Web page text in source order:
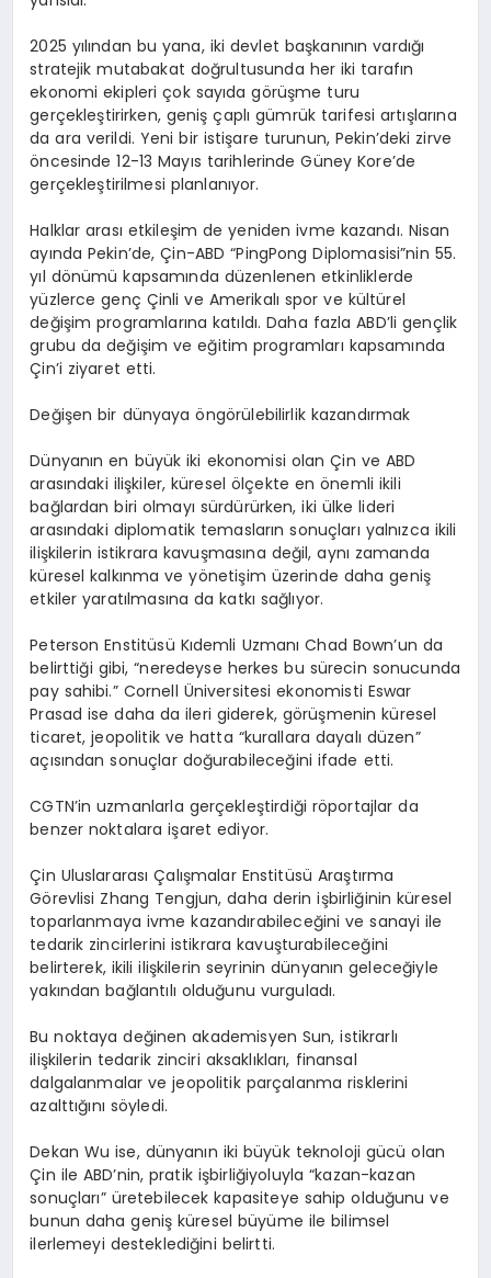
2025 yılından bu yana, iki devlet başkanının vardığı
stratejik mutabakat doğrultusunda her iki tarafın
ekonomi ekipleri çok sayıda görüşme turu
gerçekleştirirken, geniş çaplı gümrük tarifesi artışlarına
da ara verildi. Yeni bir istişare turunun, Pekin’deki zirve
öncesinde 12-13 Mayıs tarihlerinde Güney Kore’de
gerçekleştirilmesi planlanıyor.
Halklar arası etkileşim de yeniden ivme kazandı. Nisan
ayında Pekin’de, Çin-ABD “PingPong Diplomasisi”nin 55.
yıl dönümü kapsamında düzenlenen etkinliklerde
yüzlerce genç Çinli ve Amerikalı spor ve kültürel
değişim programlarına katıldı. Daha fazla ABD’li gençlik
grubu da değişim ve eğitim programları kapsamında
Çin’i ziyaret etti.
Değişen bir dünyaya öngörülebilirlik kazandırmak
Dünyanın en büyük iki ekonomisi olan Çin ve ABD
arasındaki ilişkiler, küresel ölçekte en önemli ikili
bağlardan biri olmayı sürdürürken, iki ülke lideri
arasındaki diplomatik temasların sonuçları yalnızca ikili
ilişkilerin istikrara kavuşmasına değil, aynı zamanda
küresel kalkınma ve yönetişim üzerinde daha geniş
etkiler yaratılmasına da katkı sağlıyor.
Peterson Enstitüsü Kıdemli Uzmanı Chad Bown’un da
belirttiği gibi, “neredeyse herkes bu sürecin sonucunda
pay sahibi.” Cornell Üniversitesi ekonomisti Eswar
Prasad ise daha da ileri giderek, görüşmenin küresel
ticaret, jeopolitik ve hatta “kurallara dayalı düzen”
açısından sonuçlar doğurabileceğini ifade etti.
CGTN’in uzmanlarla gerçekleştirdiği röportajlar da
benzer noktalara işaret ediyor.
Çin Uluslararası Çalışmalar Enstitüsü Araştırma
Görevlisi Zhang Tengjun, daha derin işbirliğinin küresel
toparlanmaya ivme kazandırabileceğini ve sanayi ile
tedarik zincirlerini istikrara kavuşturabileceğini
belirterek, ikili ilişkilerin seyrinin dünyanın geleceğiyle
yakından bağlantılı olduğunu vurguladı.
Bu noktaya değinen akademisyen Sun, istikrarlı
ilişkilerin tedarik zinciri aksaklıkları, finansal
dalgalanmalar ve jeopolitik parçalanma risklerini
azalttığını söyledi.
Dekan Wu ise, dünyanın iki büyük teknoloji gücü olan
Çin ile ABD’nin, pratik işbirliğiyoluyla “kazan-kazan
sonuçları” üretebilecek kapasiteye sahip olduğunu ve
bunun daha geniş küresel büyüme ile bilimsel
ilerlemeyi desteklediğini belirtti.